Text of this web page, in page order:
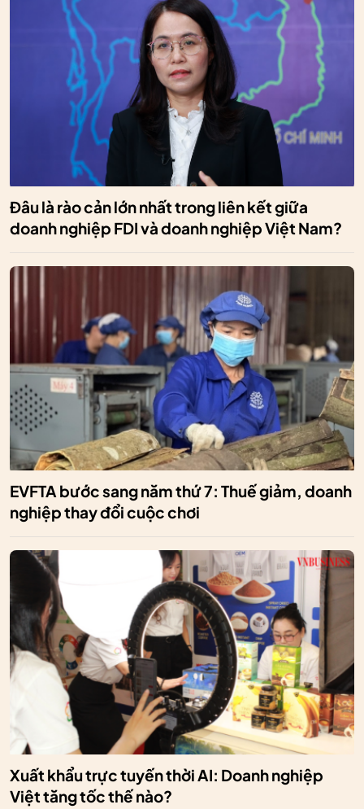
Đâu là rào cản lớn nhất trong liên kết giữa
doanh nghiệp FDI và doanh nghiệp Việt Nam?
EVFTA bước sang năm thứ 7: Thuế giảm, doanh
nghiệp thay đổi cuộc chơi
Xuất khẩu trực tuyến thời AI: Doanh nghiệp
Việt tăng tốc thế nào?